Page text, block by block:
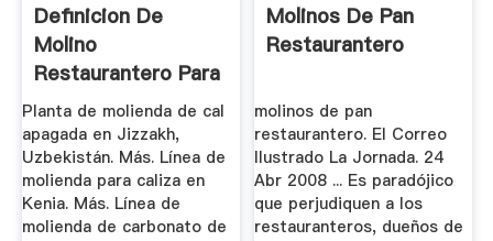
Definicion De
Molino
Restaurantero Para
Carne
Planta de molienda de cal
apagada en Jizzakh,
Uzbekistán. Más. Línea de
molienda para caliza en
Kenia. Más. Línea de
molienda de carbonato de
Molinos De Pan
Restaurantero
molinos de pan
restaurantero. El Correo
Ilustrado La Jornada. 24
Abr 2008 ... Es paradójico
que perjudiquen a los
restauranteros, dueños de